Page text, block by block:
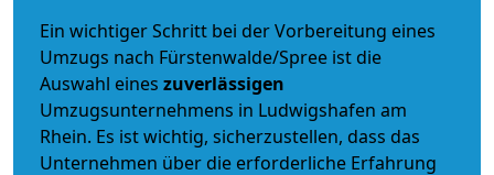
Ein wichtiger Schritt bei der Vorbereitung eines
Umzugs nach Fürstenwalde/Spree ist die
Auswahl eines zuverlässigen
Umzugsunternehmens in Ludwigshafen am
Rhein. Es ist wichtig, sicherzustellen, dass das
Unternehmen über die erforderliche Erfahrung